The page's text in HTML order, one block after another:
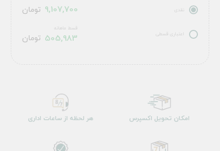
نقدی 9,107,700 تومان
اعتباری قسطی
قسط ماهانه
505,983 تومان
امکان تحویل اکسپرس هر لحظه از ساعات اداری